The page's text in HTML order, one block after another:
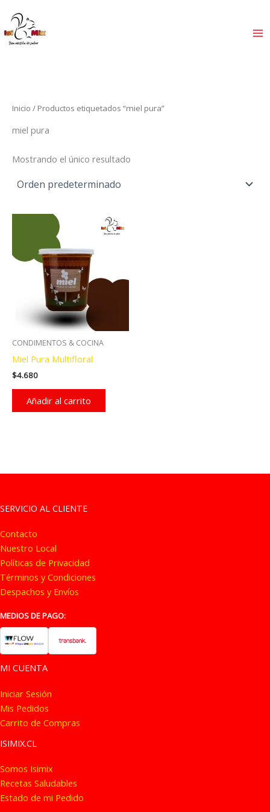
contenido
Inicio / Productos etiquetados “miel pura”
miel pura
Mostrando el único resultado
CONDIMENTOS & COCINA
Miel Pura Multifloral
$4.680
Añadir al carrito
SERVICIO AL CLIENTE
Contacto
Nuestro Local
Políticas de Privacidad
Términos y Condiciones
Despachos y Envíos
MEDIOS DE PAGO:
MI CUENTA
Iniciar Sesión
Mis Pedidos
Carrito de Compras
ISIMIX.CL
Somos Isimix
Recetas Saludables
Estado de mi Pedido